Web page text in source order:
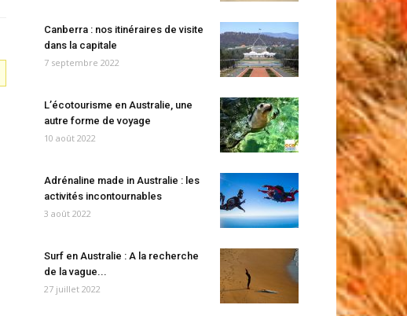
Canberra : nos itinéraires de visite
dans la capitale
7 septembre 2022
L’écotourisme en Australie, une
autre forme de voyage
10 août 2022
Adrénaline made in Australie : les
activités incontournables
3 août 2022
Surf en Australie : A la recherche
de la vague...
27 juillet 2022